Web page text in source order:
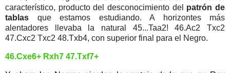
característico, producto del desconocimiento del patrón de
tablas que estamos estudiando. A horizontes más
alentadores llevaba la natural 45...Taa2! 46.Ac2 Txc2
47.Cxc2 Txc2 48.Txb4, con superior final para el Negro.
46.Cxe6+ Rxh7 47.Txf7+